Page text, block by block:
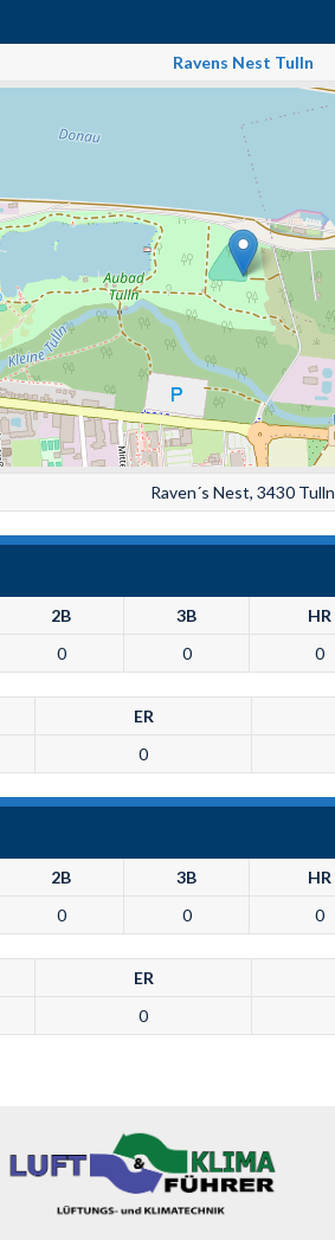
Ravens Nest Tulln
Raven´s Nest, 3430 Tulln
2B 3B HR
0 0 0
ER
0
2B 3B HR
0 0 0
ER
0